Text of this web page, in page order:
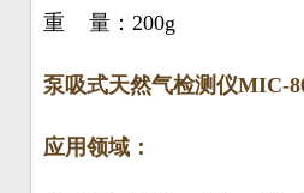
重 量：200g
泵吸式天然气检测仪MIC-
应用领域：